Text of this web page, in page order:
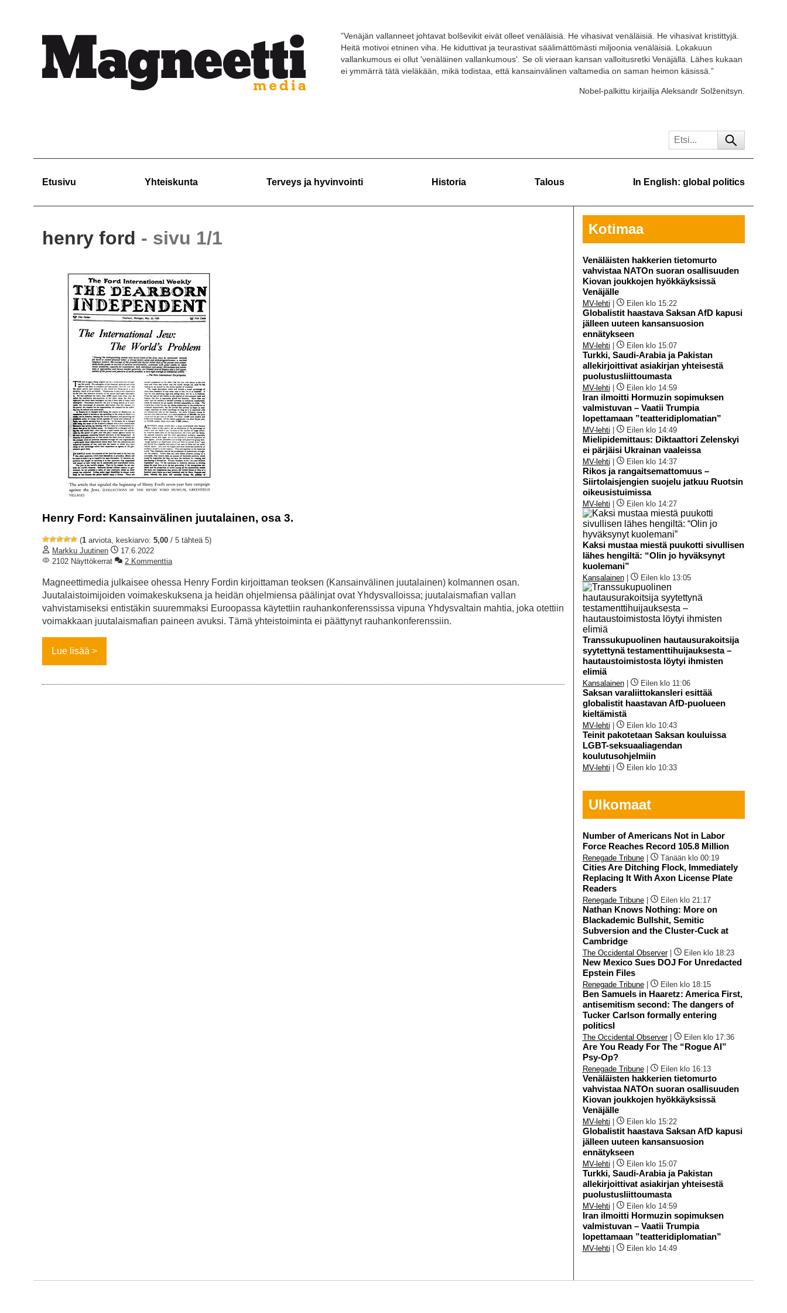
”Venäjän vallanneet johtavat bolševikit eivät olleet venäläisiä. He vihasivat venäläisiä. He vihasivat kristittyjä.
Heitä motivoi etninen viha. He kiduttivat ja teurastivat säälimättömästi miljoonia venäläisiä. Lokakuun
vallankumous ei ollut 'venäläinen vallankumous'. Se oli vieraan kansan valloitusretki Venäjällä. Lähes kukaan
ei ymmärrä tätä vieläkään, mikä todistaa, että kansainvälinen valtamedia on saman heimon käsissä.”
Nobel-palkittu kirjailija Aleksandr Solženitsyn.
Etusivu Yhteiskunta Terveys ja hyvinvointi Historia Talous In English: global politics
henry ford - sivu 1/1
Henry Ford: Kansainvälinen juutalainen, osa 3.
(1 arviota, keskiarvo: 5,00 / 5 tähteä 5)
Markku Juutinen
17.6.2022
2102 Näyttökerrat
2 Kommenttia
Magneettimedia julkaisee ohessa Henry Fordin kirjoittaman teoksen (Kansainvälinen juutalainen) kolmannen osan.
Juutalaistoimijoiden voimakeskuksena ja heidän ohjelmiensa päälinjat ovat Yhdysvalloissa; juutalaismafian vallan
vahvistamiseksi entistäkin suuremmaksi Euroopassa käytettiin rauhankonferenssissa vipuna Yhdysvaltain mahtia, joka otettiin
voimakkaan juutalaismafian paineen avuksi. Tämä yhteistoiminta ei päättynyt rauhankonferenssiin.
Lue lisää
Kotimaa
Venäläisten hakkerien tietomurto
vahvistaa NATOn suoran osallisuuden
Kiovan joukkojen hyökkäyksissä
Venäjälle
MV-lehti Eilen klo 15:22
Globalistit haastava Saksan AfD kapusi
jälleen uuteen kansansuosion
ennätykseen
MV-lehti Eilen klo 15:07
Turkki, Saudi-Arabia ja Pakistan
allekirjoittivat asiakirjan yhteisestä
puolustusliittoumasta
MV-lehti Eilen klo 14:59
Iran ilmoitti Hormuzin sopimuksen
valmistuvan – Vaatii Trumpia
lopettamaan ”teatteridiplomatian”
MV-lehti Eilen klo 14:49
Mielipidemittaus: Diktaattori Zelenskyi
ei pärjäisi Ukrainan vaaleissa
MV-lehti Eilen klo 14:37
Rikos ja rangaitsemattomuus –
Siirtolaisjengien suojelu jatkuu Ruotsin
oikeusistuimissa
MV-lehti Eilen klo 14:27
Kaksi mustaa miestä puukotti sivullisen
lähes hengiltä: “Olin jo hyväksynyt
kuolemani”
Kansalainen| Eilen klo 13:05
Transsukupuolinen hautausurakoitsija
syytettynä testamenttihuijauksesta –
hautaustoimistosta löytyi ihmisten
elimiä
Kansalainen| Eilen klo 11:06
Saksan varaliittokansleri esittää
globalistit haastavan AfD-puolueen
kieltämistä
MV-lehti Eilen klo 10:43
Teinit pakotetaan Saksan kouluissa
LGBT-seksuaaliagendan
koulutusohjelmiin
MV-lehti Eilen klo 10:33
Ulkomaat
Number of Americans Not in Labor
Force Reaches Record 105.8 Million
Renegade Tribune| Tänään klo 00:19
Cities Are Ditching Flock, Immediately
Replacing It With Axon License Plate
Readers
Renegade Tribune| Eilen klo 21:17
Nathan Knows Nothing: More on
Blackademic Bullshit, Semitic
Subversion and the Cluster-Cuck at
Cambridge
The Occidental Observer| Eilen klo 18:23
New Mexico Sues DOJ For Unredacted
Epstein Files
Renegade Tribune| Eilen klo 18:15
Ben Samuels in Haaretz: America First,
antisemitism second: The dangers of
Tucker Carlson formally entering
politicsI
The Occidental Observer| Eilen klo 17:36
Are You Ready For The “Rogue AI”
Psy-Op?
Renegade Tribune| Eilen klo 16:13
Venäläisten hakkerien tietomurto
vahvistaa NATOn suoran osallisuuden
Kiovan joukkojen hyökkäyksissä
Venäjälle
MV-lehti Eilen klo 15:22
Globalistit haastava Saksan AfD kapusi
jälleen uuteen kansansuosion
ennätykseen
MV-lehti Eilen klo 15:07
Turkki, Saudi-Arabia ja Pakistan
allekirjoittivat asiakirjan yhteisestä
puolustusliittoumasta
MV-lehti Eilen klo 14:59
Iran ilmoitti Hormuzin sopimuksen
valmistuvan – Vaatii Trumpia
lopettamaan ”teatteridiplomatian”
MV-lehti Eilen klo 14:49